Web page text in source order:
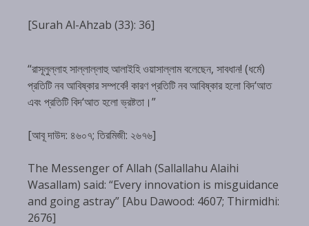
[Surah Al-Ahzab (33): 36]
“রাসূলুল্লাহ সাল্লাল্লাহু আলাইহি ওয়াসাল্লাম বলেছেন, সাবধান! (ধর্মে)
প্রতিটি নব আবিষ্কার সম্পর্কে! কারণ প্রতিটি নব আবিষ্কার হলো বিদ‘আত
এবং প্রতিটি বিদ‘আত হলো ভ্রষ্টতা।”
[আবূ দাউদ: ৪৬০৭; তিরমিজী: ২৬৭৬]
The Messenger of Allah (Sallallahu Alaihi
Wasallam) said: “Every innovation is misguidance
and going astray” [Abu Dawood: 4607; Thirmidhi:
2676]